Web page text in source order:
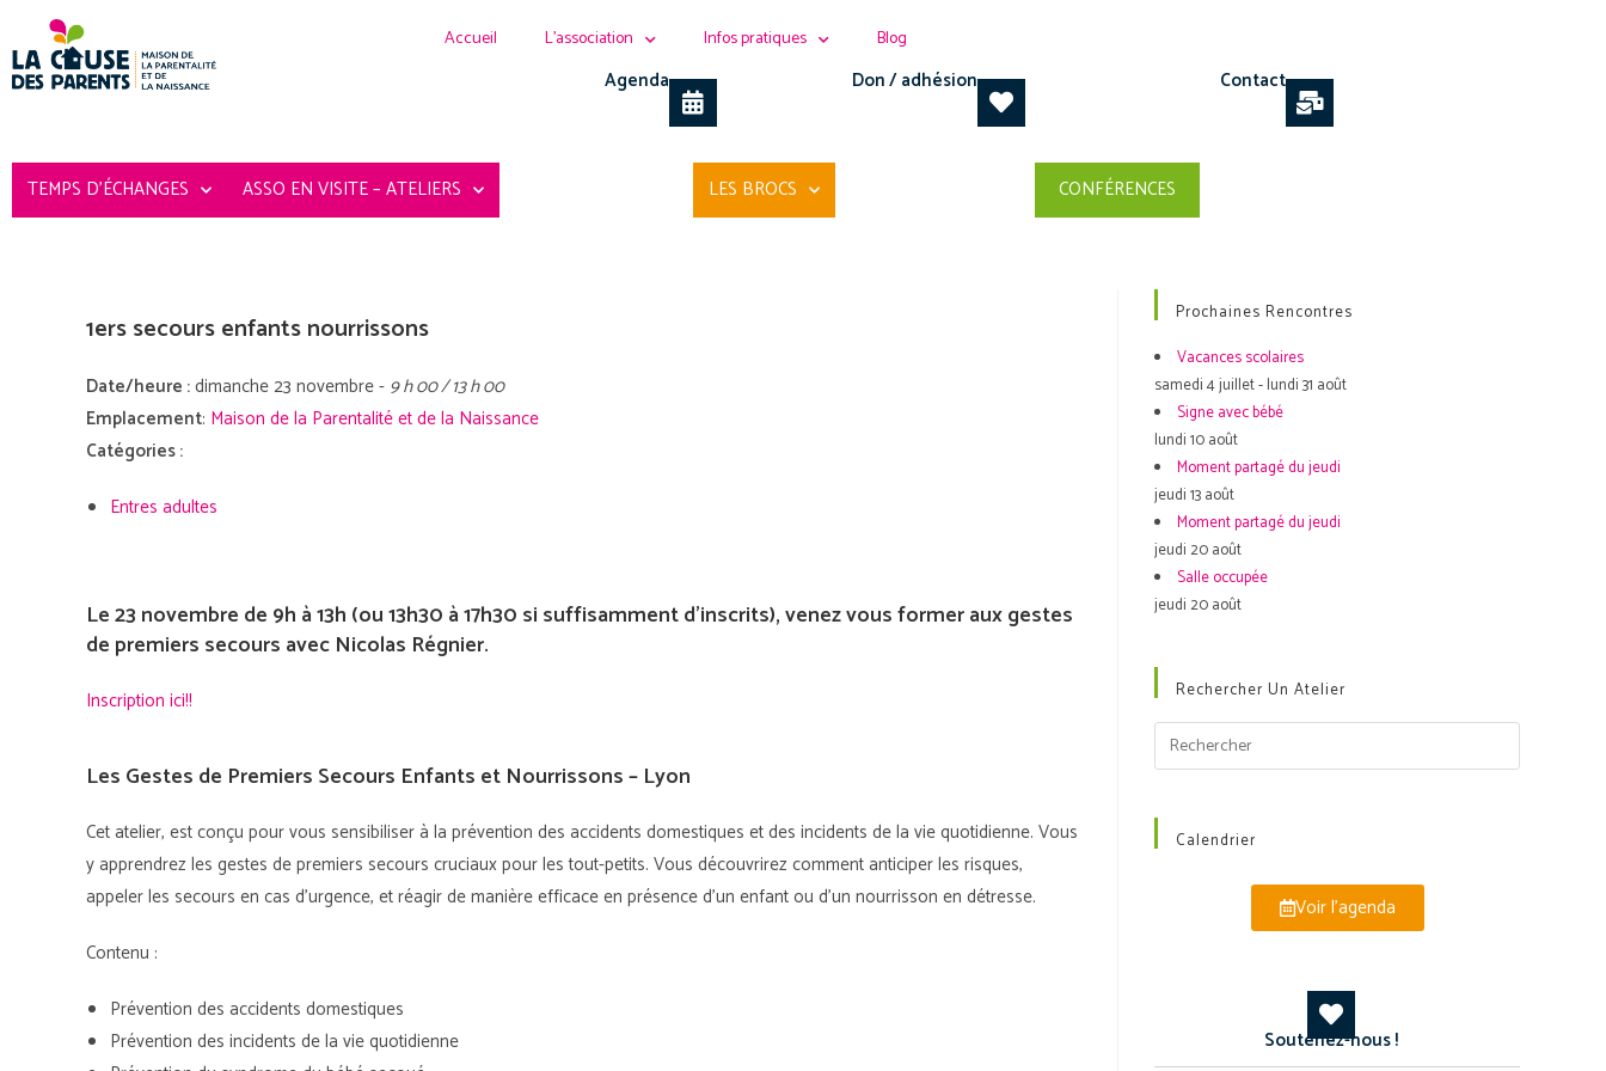
Accueil L’association Infos pratiques Blog
Agenda Don / adhésion Contact
TEMPS D’ÉCHANGES ASSO EN VISITE – ATELIERS LES BROCS CONFÉRENCES
1ers secours enfants nourrissons
Date/heure :dimanche 23 novembre - 9 h 00 / 13 h 00
Emplacement: Maison de la Parentalité et de la Naissance
Catégories :
Entres adultes
Le 23 novembre de 9h à 13h (ou 13h30 à 17h30 si suffisamment d’inscrits), venez vous former aux gestes
de premiers secours avec Nicolas Régnier.
Inscription ici!!
Les Gestes de Premiers Secours Enfants et Nourrissons – Lyon
Cet atelier, est conçu pour vous sensibiliser à la prévention des accidents domestiques et des incidents de la vie quotidienne. Vous
y apprendrez les gestes de premiers secours cruciaux pour les tout-petits. Vous découvrirez comment anticiper les risques,
appeler les secours en cas d’urgence, et réagir de manière efficace en présence d’un enfant ou d’un nourrisson en détresse.
Contenu :
Prévention des accidents domestiques
Prévention des incidents de la vie quotidienne
Prochaines Rencontres
Vacances scolaires
samedi 4 juillet - lundi 31 août
Signe avec bébé
lundi 10 août
Moment partagé du jeudi
jeudi 13 août
Moment partagé du jeudi
jeudi 20 août
Salle occupée
jeudi 20 août
Rechercher Un Atelier
Calendrier
Voir l'agenda
Soutenez-nous !